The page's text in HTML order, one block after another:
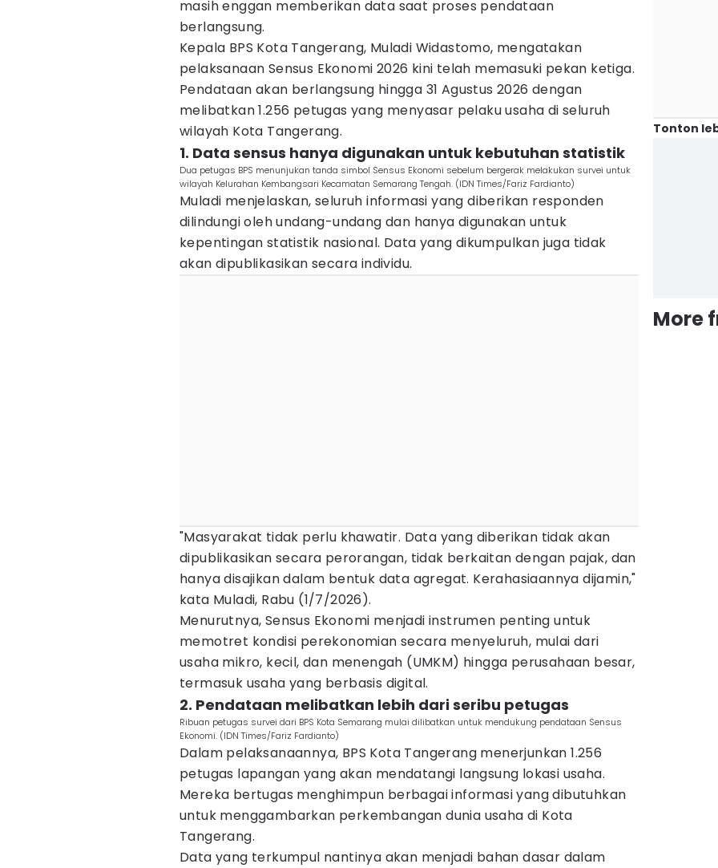
masih enggan memberikan data saat proses pendataan
berlangsung.
Kepala BPS Kota Tangerang, Muladi Widastomo, mengatakan
pelaksanaan Sensus Ekonomi 2026 kini telah memasuki pekan ketiga.
Pendataan akan berlangsung hingga 31 Agustus 2026 dengan
melibatkan 1.256 petugas yang menyasar pelaku usaha di seluruh
wilayah Kota Tangerang.
1. Data sensus hanya digunakan untuk kebutuhan statistik
Dua petugas BPS menunjukan tanda simbol Sensus Ekonomi sebelum bergerak melakukan survei untuk
wilayah Kelurahan Kembangsari Kecamatan Semarang Tengah. (IDN Times/Fariz Fardianto)
Muladi menjelaskan, seluruh informasi yang diberikan responden
dilindungi oleh undang-undang dan hanya digunakan untuk
kepentingan statistik nasional. Data yang dikumpulkan juga tidak
akan dipublikasikan secara individu.
"Masyarakat tidak perlu khawatir. Data yang diberikan tidak akan
dipublikasikan secara perorangan, tidak berkaitan dengan pajak, dan
hanya disajikan dalam bentuk data agregat. Kerahasiaannya dijamin,"
kata Muladi, Rabu (1/7/2026).
Menurutnya, Sensus Ekonomi menjadi instrumen penting untuk
memotret kondisi perekonomian secara menyeluruh, mulai dari
usaha mikro, kecil, dan menengah (UMKM) hingga perusahaan besar,
termasuk usaha yang berbasis digital.
2. Pendataan melibatkan lebih dari seribu petugas
Ribuan petugas survei dari BPS Kota Semarang mulai dilibatkan untuk mendukung pendataan Sensus
Ekonomi. (IDN Times/Fariz Fardianto)
Dalam pelaksanaannya, BPS Kota Tangerang menerjunkan 1.256
petugas lapangan yang akan mendatangi langsung lokasi usaha.
Mereka bertugas menghimpun berbagai informasi yang dibutuhkan
untuk menggambarkan perkembangan dunia usaha di Kota
Tangerang.
Data yang terkumpul nantinya akan menjadi bahan dasar dalam
Tonton
More